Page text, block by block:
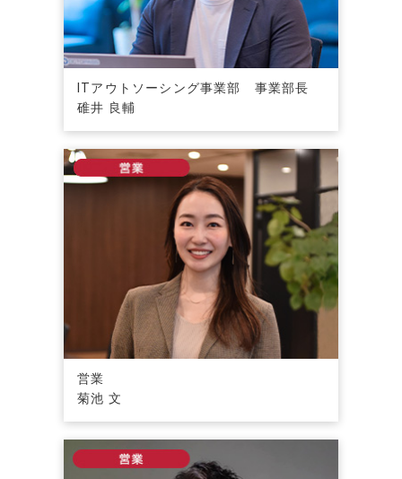
ITアウトソーシング事業部 事業部長
碓井 良輔
営業
菊池 文